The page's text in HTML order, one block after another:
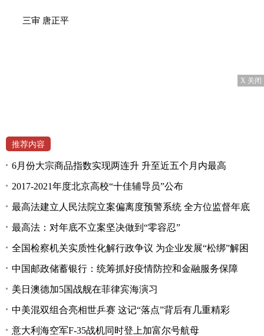
三审 唐正平
X 关闭
推荐内容
6月份大宗商品指数实现两连升 升至近五个月内最高
2017-2021年度北京高校“十佳辅导员”公布
最高法建立人民法院立案偏离度预警系统 全方位监督年底
最高法：对年底不立案坚决做到“零容忍”
全国检察机关实质性化解行政争议 为企业发展“松绑”解困
中国邮政储蓄银行：统筹抓好疫情防控和金融服务保障
美日澳德加5国战舰在菲律宾海演习
中美混双组合亮相世乒赛 这记“落点”背后有几重精彩
意大利海空军F-35战机同时登上加富尔号航母